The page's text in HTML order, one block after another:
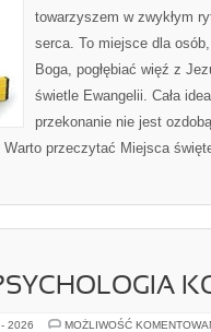
towarzyszem w zwykłym
serca. To miejsce dla
Boga, pogłębiać więź z
świetle Ewangelii. Cała
przekonanie nie jest
przeczytać Miejsca
2026 MOŻLIWOŚĆ